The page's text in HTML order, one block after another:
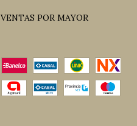
VENTAS POR MAYOR